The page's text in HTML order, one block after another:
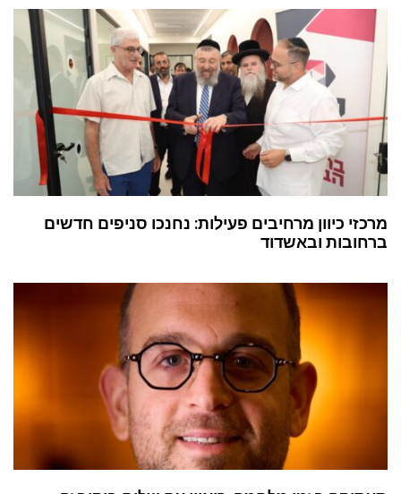
מרכזי כיוון מרחיבים פעילות: נחנכו סניפים חדשים
ברחובות ובאשדוד